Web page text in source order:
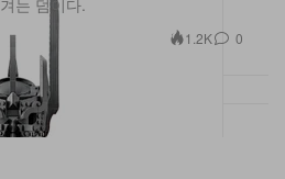
1.2K 0